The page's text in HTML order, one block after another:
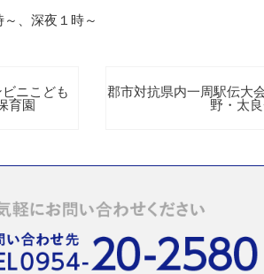
、深夜１時～
ニこども
育園
郡市対抗県内一周駅伝
野・太